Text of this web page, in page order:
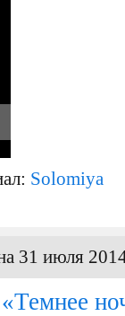
Solomiya
31 июля